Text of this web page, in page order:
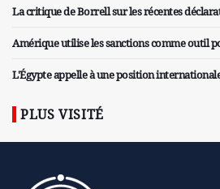
La critique de Borrell sur les récentes
Amérique utilise les sanctions comme outil
L'Égypte appelle à une position
PLUS VISITÉ